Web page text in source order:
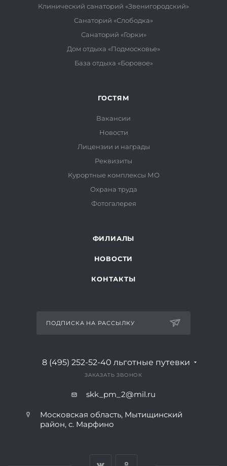
Клинический санаторий «Звенигородский»
Санаторий «Слободка»
Санаторий «Горки»
Дом отдыха «Подмосковье»
База отдыха «Боровое»
ГОСТЯМ
Вакансии
Новости
Лицензии и награды
Реквизиты
Курортные комплексы МО
Охрана труда
Фотогалерея
ФИЛИАЛЫ
НОВОСТИ
КОНТАКТЫ
ПОДПИСКА НА РАССЫЛКУ
8 (495) 252-52-40 льготные путевки
ЗАКАЗАТЬ ЗВОНОК
skk_pm_2@mil.ru
Московская область, Мытищинский
район, с. Марфино